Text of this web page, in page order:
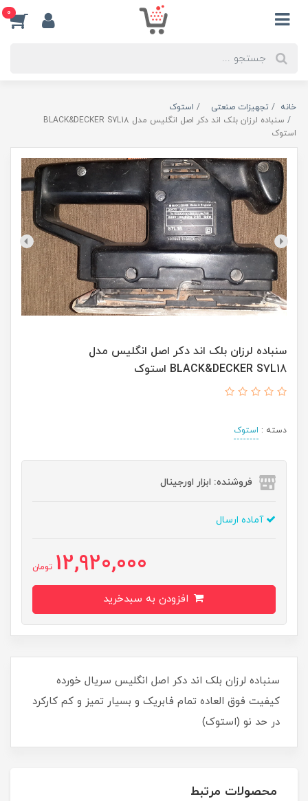
0
خانه تجهیزات صنعتی
استوک
سنباده لرزان بلک اند دکر اصل انگلیس مدل BLACK&DECKER S7L18
استوک
سنباده لرزان بلک اند دکر اصل انگلیس مدل
BLACK&DECKER S7L18 استوک
دسته : استوک
فروشنده: ابزار اورجینال
آماده ارسال
12,920,000 تومان
سنباده لرزان بلک اند دکر اصل انگلیس سریال خورده
کیفیت فوق العاده تمام فابریک و بسیار تمیز و کم کارکرد
در حد نو (استوک)
محصولات مرتبط